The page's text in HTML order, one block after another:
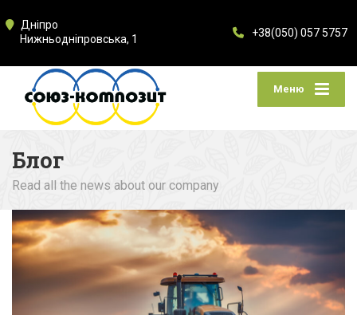
Дніпро
Нижньодніпровська, 1
+38(050) 057 5757
Меню
Блог
Read all the news about our company